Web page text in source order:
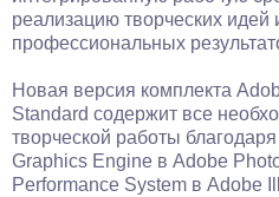
реализацию творческих идей
профессиональных
Новая версия комплекта
Standard содержит все
творческой работы
Graphics Engine в Adobe
Performance System в Adobe